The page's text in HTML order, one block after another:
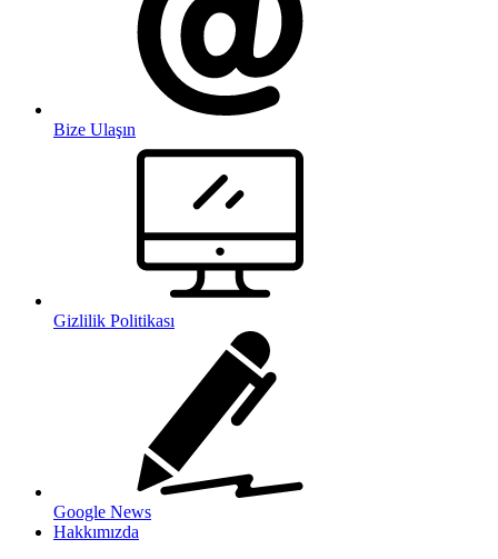
Bize Ulaşın
Gizlilik Politikası
Google News
Hakkımızda